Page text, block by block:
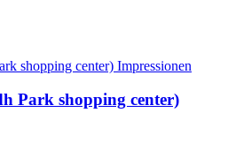
Park shopping center)